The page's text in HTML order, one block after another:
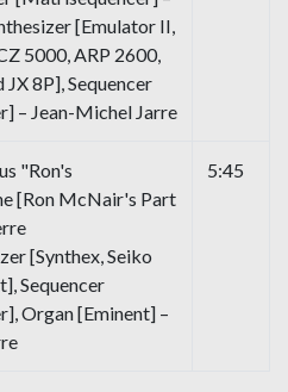
[Emulator II,
5000, ARP 2600,
8P], Sequencer
– Jean-Michel Jarre
"Ron's
[Ron McNair's Part
[Synthex, Seiko
Sequencer
Organ [Eminent] –
5:45